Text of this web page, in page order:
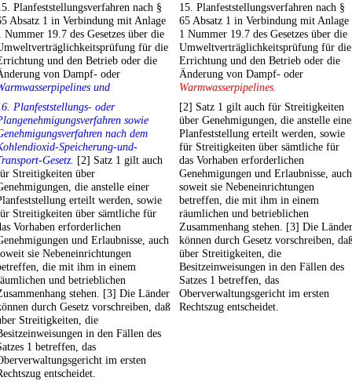
Planfeststellungsverfahren nach §
Absatz 1 in Verbindung mit Anlage
Nummer 19.7 des Gesetzes über die
für die
und den Betrieb oder die
von Dampf- oder
und
15. Planfeststellungsverfahren nach §
65 Absatz 1 in Verbindung mit Anlage
1 Nummer 19.7 des Gesetzes über die
Umweltverträglichkeitsprüfung für die
Errichtung und den Betrieb oder die
Änderung von Dampf- oder
Warmwasserpipelines.
Planfeststellungs- oder
sowie
nach dem
Speicherung-und-
Gesetz. [2] Satz 1 gilt auch
Streitigkeiten über
die anstelle einer
erteilt werden, sowie
Streitigkeiten über sämtliche für
Vorhaben erforderlichen
und Erlaubnisse, auch
sie Nebeneinrichtungen
die mit ihm in einem
und betrieblichen
stehen. [3] Die Länder
durch Gesetz vorschreiben, daß
Streitigkeiten, die
in den Fällen des
1 betreffen, das
im ersten
entscheidet.
[2] Satz 1 gilt auch für Streitigkeiten
über Genehmigungen, die anstelle
Planfeststellung erteilt werden, sowie
für Streitigkeiten über sämtliche für
das Vorhaben erforderlichen
Genehmigungen und Erlaubnisse, auch
soweit sie Nebeneinrichtungen
betreffen, die mit ihm in einem
räumlichen und betrieblichen
Zusammenhang stehen. [3] Die Länder
können durch Gesetz vorschreiben,
über Streitigkeiten, die
Besitzeinweisungen in den Fällen des
Satzes 1 betreffen, das
Oberverwaltungsgericht im ersten
Rechtszug entscheidet.